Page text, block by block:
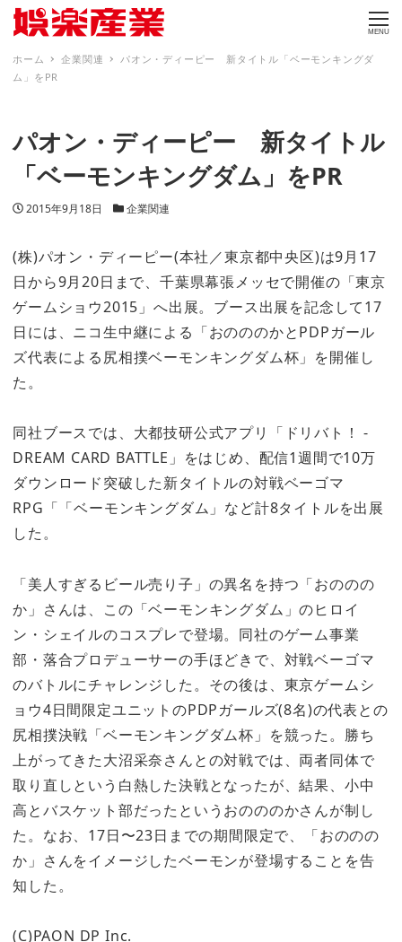
MENU
ホーム 企業関連
パオン・ディーピー 新タイトル「ベーモンキングダ
ム」をPR
パオン・ディーピー 新タイトル
「ベーモンキングダム」をPR
投稿日
2015年9月18日 カテゴリー
企業関連
(株)パオン・ディーピー(本社／東京都中央区)は9月17
日から9月20日まで、千葉県幕張メッセで開催の「東京
ゲームショウ2015」へ出展。ブース出展を記念して17
日には、ニコ生中継による「おのののかとPDPガール
ズ代表による尻相撲ベーモンキングダム杯」を開催し
た。
同社ブースでは、大都技研公式アプリ「ドリバト！ -
DREAM CARD BATTLE」をはじめ、配信1週間で10万
ダウンロード突破した新タイトルの対戦ベーゴマ
RPG「「ベーモンキングダム」など計8タイトルを出展
した。
「美人すぎるビール売り子」の異名を持つ「おののの
か」さんは、この「ベーモンキングダム」のヒロイ
ン・シェイルのコスプレで登場。同社のゲーム事業
部・落合プロデューサーの手ほどきで、対戦ベーゴマ
のバトルにチャレンジした。その後は、東京ゲームシ
ョウ4日間限定ユニットのPDPガールズ(8名)の代表との
尻相撲決戦「ベーモンキングダム杯」を競った。勝ち
上がってきた大沼采奈さんとの対戦では、両者同体で
取り直しという白熱した決戦となったが、結果、小中
高とバスケット部だったというおのののかさんが制し
た。なお、17日〜23日までの期間限定で、「おののの
か」さんをイメージしたベーモンが登場することを告
知した。
(C)PAON DP Inc.